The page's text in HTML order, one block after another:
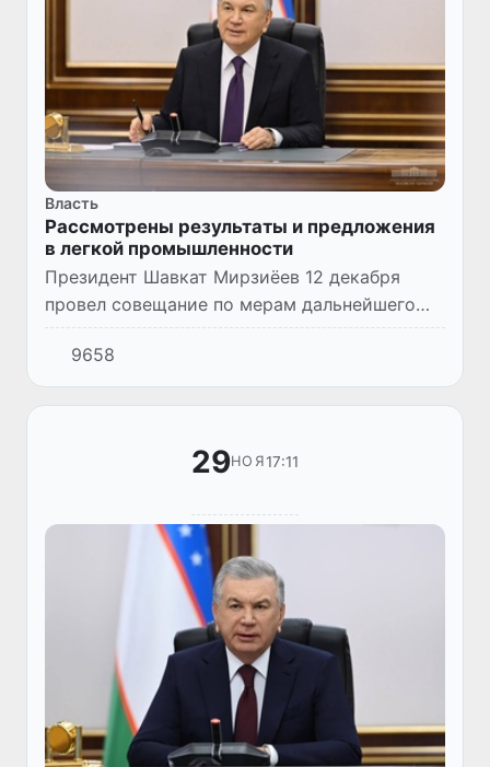
Власть
Рассмотрены результаты и предложения
в легкой промышленности
Президент Шавкат Мирзиёев 12 декабря
провел совещание по мерам дальнейшего
повышения результативности реформ в
текстильной и кожевенной
промышленности.
9658
29НОЯ17:11